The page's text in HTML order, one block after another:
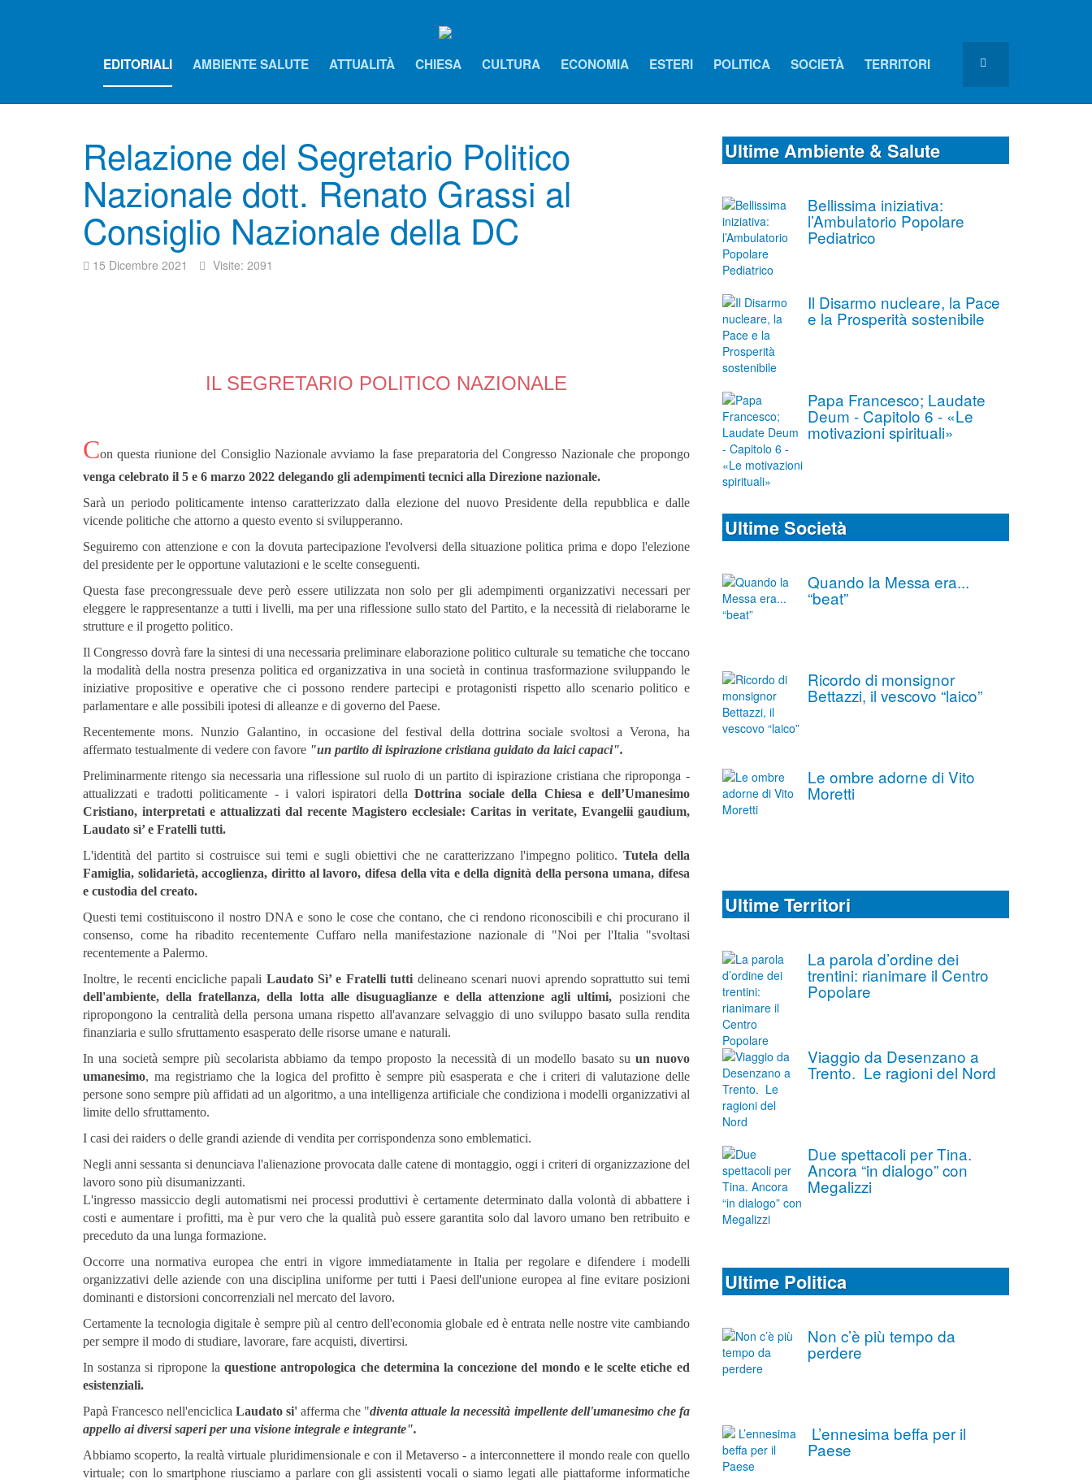
EDITORIALI AMBIENTE SALUTE ATTUALITÀ CHIESA CULTURA ECONOMIA ESTERI POLITICA SOCIETÀ TERRITORI
Relazione del Segretario Politico
Nazionale dott. Renato Grassi al
Consiglio Nazionale della DC
15 Dicembre 2021 Visite: 2091
IL SEGRETARIO POLITICO NAZIONALE
Con questa riunione del Consiglio Nazionale avviamo la fase preparatoria del Congresso Nazionale che propongo
venga celebrato il 5 e 6 marzo 2022 delegando gli adempimenti tecnici alla Direzione nazionale.
Sarà un periodo politicamente intenso caratterizzato dalla elezione del nuovo Presidente della repubblica e dalle
vicende politiche che attorno a questo evento si svilupperanno.
Seguiremo con attenzione e con la dovuta partecipazione l'evolversi della situazione politica prima e dopo l'elezione
del presidente per le opportune valutazioni e le scelte conseguenti.
Questa fase precongressuale deve però essere utilizzata non solo per gli adempimenti organizzativi necessari per
eleggere le rappresentanze a tutti i livelli, ma per una riflessione sullo stato del Partito, e la necessità di rielaborarne le
strutture e il progetto politico.
Il Congresso dovrà fare la sintesi di una necessaria preliminare elaborazione politico culturale su tematiche che toccano
la modalità della nostra presenza politica ed organizzativa in una società in continua trasformazione sviluppando le
iniziative propositive e operative che ci possono rendere partecipi e protagonisti rispetto allo scenario politico e
parlamentare e alle possibili ipotesi di alleanze e di governo del Paese.
Recentemente mons. Nunzio Galantino, in occasione del festival della dottrina sociale svoltosi a Verona, ha
affermato testualmente di vedere con favore "un partito di ispirazione cristiana guidato da laici capaci".
Preliminarmente ritengo sia necessaria una riflessione sul ruolo di un partito di ispirazione cristiana che riproponga -
attualizzati e tradotti politicamente - i valori ispiratori dellaDottrina sociale della Chiesa e dell’Umanesimo
Cristiano, interpretati e attualizzati dal recente Magistero ecclesiale: Caritas in veritate, Evangelii gaudium,
Laudato sì’ e Fratelli tutti.
L'identità del partito si costruisce sui temi e sugli obiettivi che ne caratterizzano l'impegno politico. Tutela della
Famiglia, solidarietà, accoglienza, diritto al lavoro, difesa della vita e della dignità della persona umana, difesa
e custodia del creato.
Questi temi costituiscono il nostro DNA e sono le cose che contano, che ci rendono riconoscibili e chi procurano il
consenso, come ha ribadito recentemente Cuffaro nella manifestazione nazionale di "Noi per l'Italia "svoltasi
recentemente a Palermo.
Inoltre, le recenti encicliche papali Laudato Sì’ e Fratelli tutti delineano scenari nuovi aprendo soprattutto sui temi
dell'ambiente, della fratellanza, della lotta alle disuguaglianze e della attenzione agli ultimi, posizioni che
ripropongono la centralità della persona umana rispetto all'avanzare selvaggio di uno sviluppo basato sulla rendita
finanziaria e sullo sfruttamento esasperato delle risorse umane e naturali.
In una società sempre più secolarista abbiamo da tempo proposto la necessità di un modello basato suun nuovo
umanesimo, ma registriamo che la logica del profitto è sempre più esasperata e che i criteri di valutazione delle
persone sono sempre più affidati ad un algoritmo, a una intelligenza artificiale che condiziona i modelli organizzativi al
limite dello sfruttamento.
I casi dei raiders o delle grandi aziende di vendita per corrispondenza sono emblematici.
Negli anni sessanta si denunciava l'alienazione provocata dalle catene di montaggio, oggi i criteri di organizzazione del
lavoro sono più disumanizzanti.
L'ingresso massiccio degli automatismi nei processi produttivi è certamente determinato dalla volontà di abbattere i
costi e aumentare i profitti, ma è pur vero che la qualità può essere garantita solo dal lavoro umano ben retribuito e
preceduto da una lunga formazione.
Occorre una normativa europea che entri in vigore immediatamente in Italia per regolare e difendere i modelli
organizzativi delle aziende con una disciplina uniforme per tutti i Paesi dell'unione europea al fine evitare posizioni
dominanti e distorsioni concorrenziali nel mercato del lavoro.
Certamente la tecnologia digitale è sempre più al centro dell'economia globale ed è entrata nelle nostre vite cambiando
per sempre il modo di studiare, lavorare, fare acquisti, divertirsi.
In sostanza si ripropone laquestione antropologica che determina la concezione del mondo e le scelte etiche ed
esistenziali.
Papà Francesco nell'enciclicaLaudato si' afferma che "diventa attuale la necessità impellente dell'umanesimo che fa
appello ai diversi saperi per una visione integrale e integrante".
Abbiamo scoperto, la realtà virtuale pluridimensionale e con il Metaverso - a interconnettere il mondo reale con quello
virtuale; con lo smartphone riusciamo a parlare con gli assistenti vocali o siamo legati alle piattaforme informatiche
Ultime Ambiente & Salute
Bellissima iniziativa:
l’Ambulatorio Popolare
Pediatrico
Il Disarmo nucleare, la Pace
e la Prosperità sostenibile
Papa Francesco; Laudate
Deum - Capitolo 6 - «Le
motivazioni spirituali»
Ultime Società
Quando la Messa era...
“beat”
Ricordo di monsignor
Bettazzi, il vescovo “laico”
Le ombre adorne di Vito
Moretti
Ultime Territori
La parola d’ordine dei
trentini: rianimare il Centro
Popolare
Viaggio da Desenzano a
Trento. Le ragioni del Nord
Due spettacoli per Tina.
Ancora “in dialogo” con
Megalizzi
Ultime Politica
Non c’è più tempo da
perdere
L’ennesima beffa per il
Paese